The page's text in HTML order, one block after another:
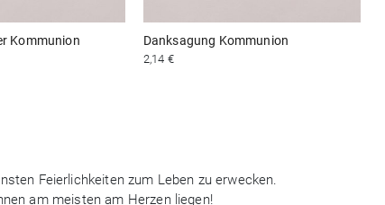
Kommunion Danksagung Kommunion
2,14 €
Feierlichkeiten zum Leben zu erwecken.
am meisten am Herzen liegen!